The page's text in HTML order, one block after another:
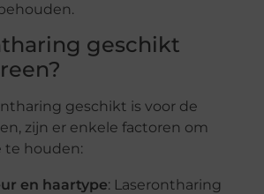
geschikt
geschikt is voor de
zijn er enkele factoren om
te houden:
en haartype: Laserontharing